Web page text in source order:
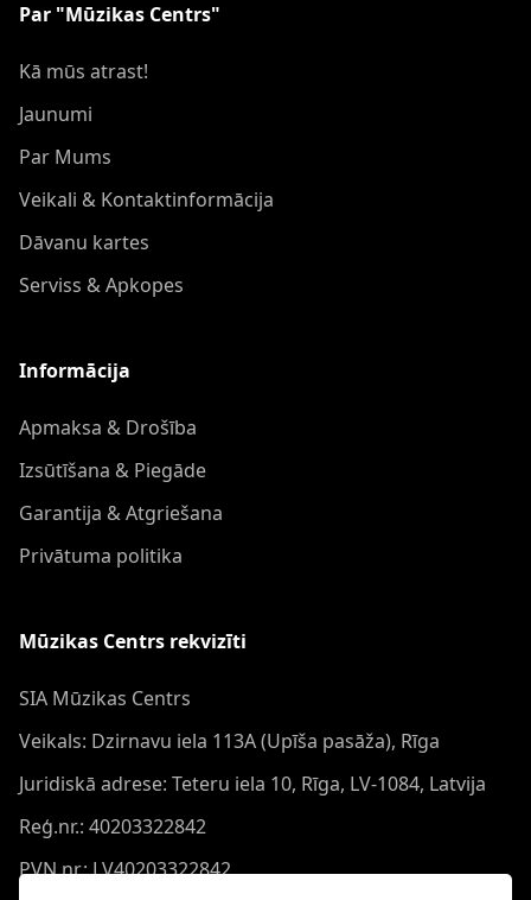
Par "Mūzikas Centrs"
Kā mūs atrast!
Jaunumi
Par Mums
Veikali & Kontaktinformācija
Dāvanu kartes
Serviss & Apkopes
Informācija
Apmaksa & Drošība
Izsūtīšana & Piegāde
Garantija & Atgriešana
Privātuma politika
Mūzikas Centrs rekvizīti
SIA Mūzikas Centrs
Veikals: Dzirnavu iela 113A (Upīša pasāža), Rīga
Juridiskā adrese: Teteru iela 10, Rīga, LV-1084, Latvija
Reģ.nr.: 40203322842
PVN nr.: LV40203322842